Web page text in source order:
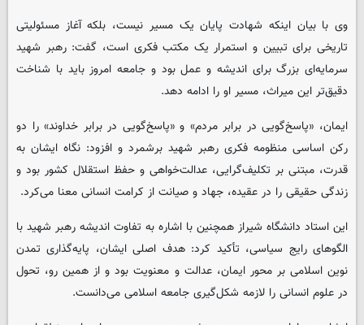
وی با بیان اینکه شهادت پایان یک مسیر نیست، بلکه آغاز مسئولیتی
تاریخی برای تبیین و استمرار یک مکتب فکری است، گفت: رهبر شهید
سرمایه‌ای بزرگ برای اندیشه و عمل بود و جامعه امروز باید با شناخت
دقیق‌تر این میراث، مسیر او را ادامه دهد.
ایمان، «پاسخ‌گویی در برابر مردم» و «پاسخ‌گویی در برابر خداوند» را دو
رکن اساسی منظومه فکری رهبر شهید برشمرد و افزود: نگاه ایشان به
قدرت، مبتنی بر تکلیف‌گرایی، عدالت‌خواهی و حفظ استقلال کشور بود و
زندگی حقیقی را در عقیده، جهاد و صیانت از کرامت انسانی معنا می‌کرد.
این استاد دانشگاه شیراز همچنین با اشاره به تفاوت اندیشه رهبر شهید با
الگوهای رایج سیاسی، تأکید کرد: هدف اصلی ایشان، پایه‌گذاری تمدن
نوین اسلامی بر محور ایمان، عدالت و معنویت بود و از همین رو، تحول
در علوم انسانی را لازمه شکل‌گیری جامعه اسلامی می‌دانست.